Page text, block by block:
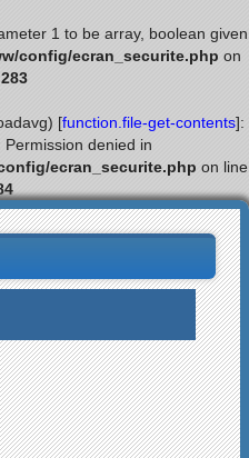
1 to be array, boolean given
config/ecran_securite.php on
283
[function.file-get-contents]:
denied in
ecran_securite.php on line